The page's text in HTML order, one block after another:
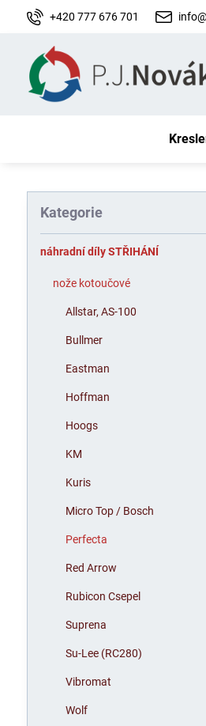
+420 777 676 701
Kategorie
náhradní díly STŘIHÁNÍ
nože kotoučové
Allstar, AS-100
Bullmer
Eastman
Hoffman
Hoogs
KM
Kuris
Micro Top / Bosch
Perfecta
Red Arrow
Rubicon Csepel
Suprena
Su-Lee (RC280)
Vibromat
Wolf